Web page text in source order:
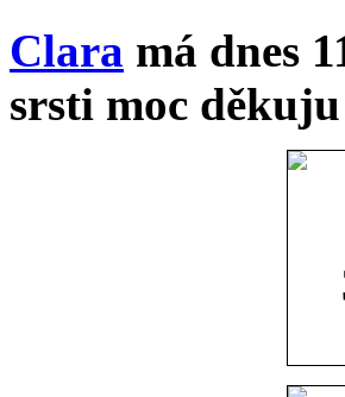
Clara má dnes
srsti moc